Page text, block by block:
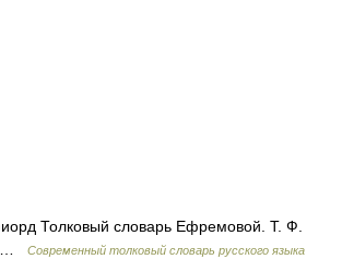
Толковый словарь Ефремовой. Т. Ф.
…
Современный толковый словарь русского языка